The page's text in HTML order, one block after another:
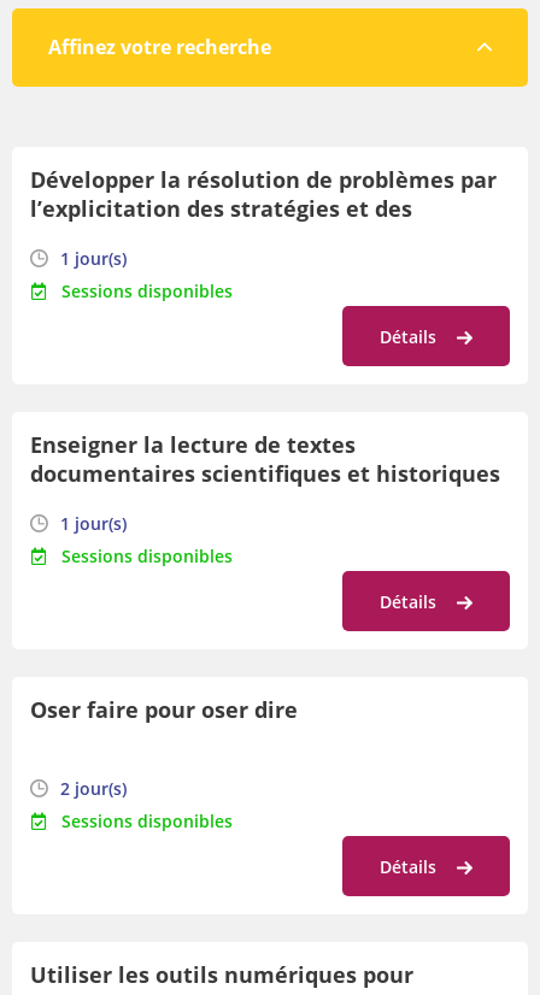
Affinez votre recherche
Par orientation
Développer la résolution de problèmes par
l’explicitation des stratégies et des
1 jour(s)
Sessions disponibles
Détails
Enseigner la lecture de textes
documentaires scientifiques et historiques
1 jour(s)
Sessions disponibles
Détails
Oser faire pour oser dire
2 jour(s)
Sessions disponibles
Détails
Utiliser les outils numériques pour